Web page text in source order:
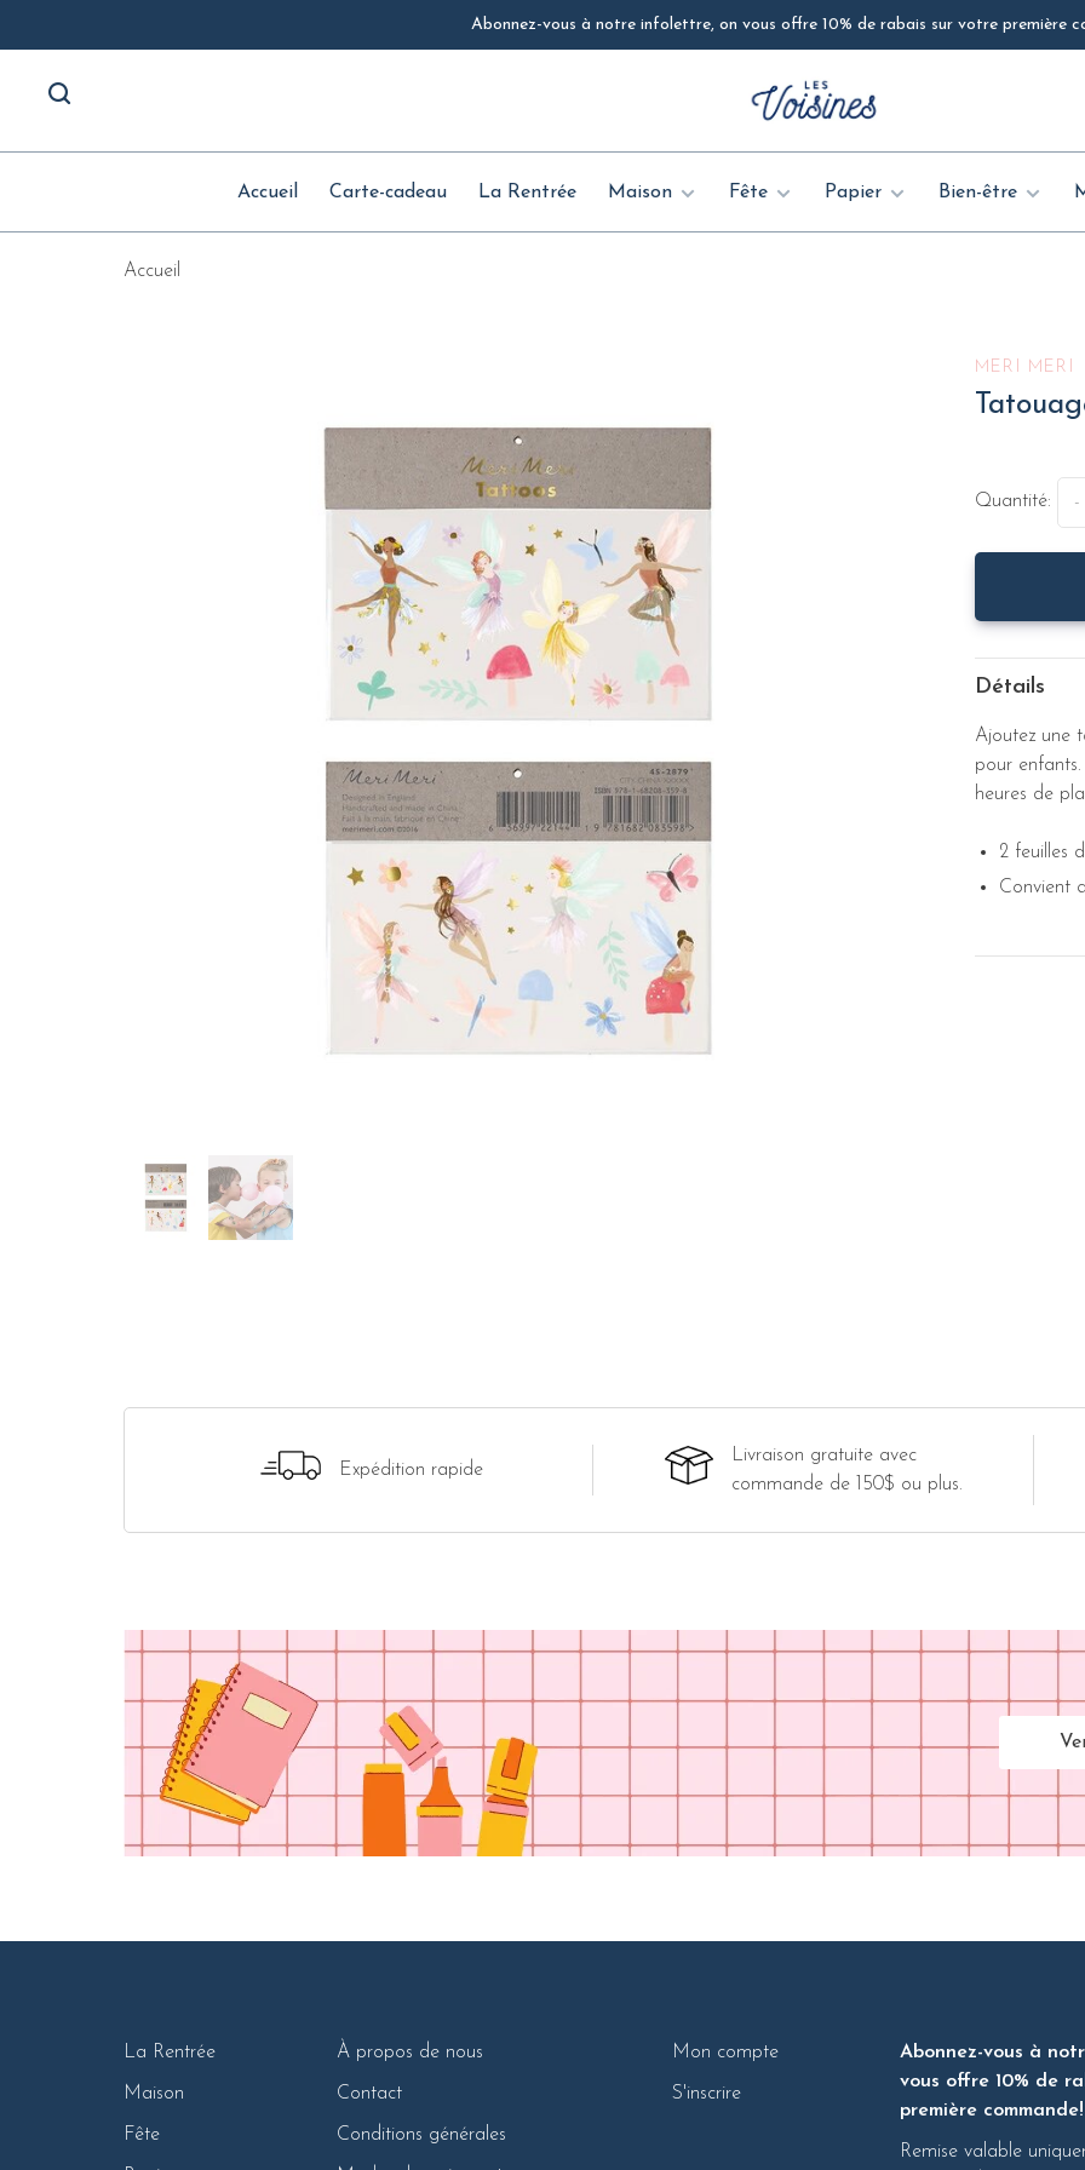
Abonnez-vous à notre infolettre, on vous offre 10% de rabais sur votre première
Accueil Carte-cadeau La Rentrée Maison Fête Papier Bien-être
Accueil
MERI MERI
Quantité: -
Détails
Ajoutez une
pour
heures de
2 feuilles
Convient
Expédition rapide
Livraison gratuite avec
commande de 150$ ou plus.
La Rentrée
Maison
Fête
À propos de nous
Contact
Conditions générales
Mon compte
S'inscrire
Abonnez-vous à
vous offre 10% de
première commande!
Remise valable